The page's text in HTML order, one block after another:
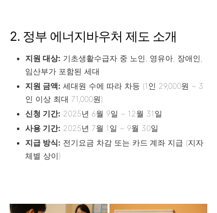
2. 정부 에너지바우처 제도 소개
지원 대상: 기초생활수급자 중 노인, 영유아, 장애인,
임산부가 포함된 세대
지원 금액: 세대원 수에 따라 차등 (1인 29,000원 ~ 3
인 이상 최대 71,000원)
신청 기간: 2025년 6월 9일 ~ 12월 31일
사용 기간: 2025년 7월 1일 ~ 9월 30일
지급 방식: 전기요금 차감 또는 카드·계좌 지급 (지자
체별 상이)